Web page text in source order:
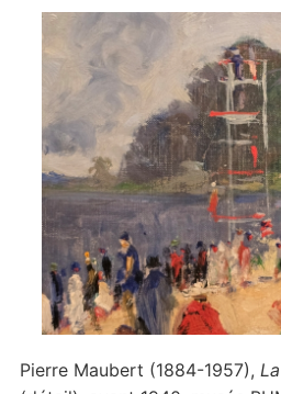
Pierre Maubert (1884-1957),